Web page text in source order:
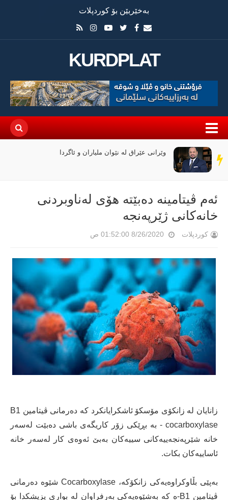
بەخێربێن بۆ کوردپلات
KURDPLAT
سەر
دێڕ
وێرانی عێراق لە نێوان ملیاران و ئاگردا
ئەم ڤیتامینە دەبێتە هۆی لەناوبردنی
خانەكانی ژێرپەنجە
کوردپلات 8/26/2020 01:52:00 ص
زانایان لە زانكۆی مۆسكۆ ئاشكرایانكرد كە دەرمانی ڤیتامین B1
- cocarboxylase بە بڕێكی زۆر كاریگەی باشی دەبێت لەسەر
خانە شێرپەنجەییەكانی سییەكان بەبێ ئەوەی كار لەسەر خانە
ئاساییەكان بكات.
بەپێی بڵاوكراوەیەكی زانكۆكە، Cocarboxylase شێوە دەرمانی
ڤیتامین B1-ە كە بەشێوەیەكی بەرفراوان لە بواری پزیشكدا بۆ